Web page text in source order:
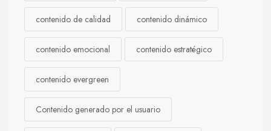
contenido de calidad contenido dinámico
contenido emocional contenido estratégico
contenido evergreen
Contenido generado por el usuario